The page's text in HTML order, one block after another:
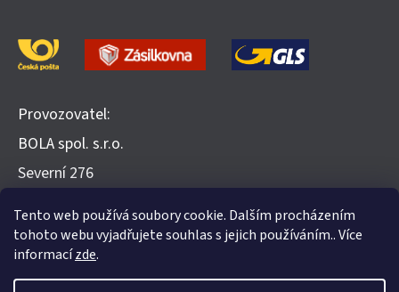
Tento web používá soubory cookie. Dalším procházením
tohoto webu vyjadřujete souhlas s jejich používáním.. Více
informacízde.
Provozovatel:
BOLA spol. s.r.o.
​Severní 276
Recenze na Heureka.cz